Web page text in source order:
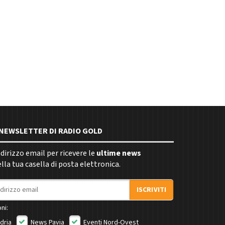
DI RADIO GOLD
email per ricevere le ultime news
tua casella di posta elettronica.
ISCRIVITI
News Pavia Eventi Nord-Ovest